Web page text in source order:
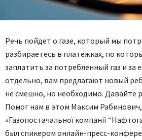
Речь пойдет о газе, который мы
разбираетесь в платежках, по
заплатить за потребленный газ и за
отдельно, вам предлагают новый
не смешно, но необходимо. Давайте
Помог нам в этом Максим
«Газопостачальної компанії
был спикером онлайн-пресс-